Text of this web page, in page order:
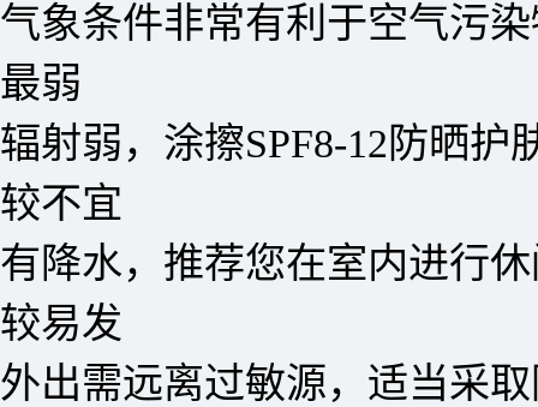
气象条件非常有利于空气污
最弱
辐射弱，涂擦SPF8-12防晒护
较不宜
有降水，推荐您在室内进行
较易发
外出需远离过敏源，适当采